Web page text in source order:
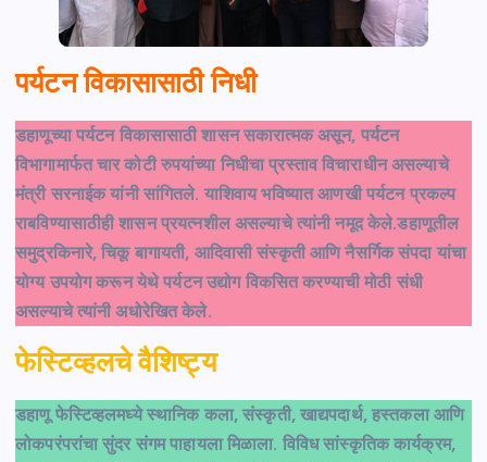
पर्यटन विकासासाठी निधी
डहाणूच्या पर्यटन विकासासाठी शासन सकारात्मक असून, पर्यटन
विभागामार्फत चार कोटी रुपयांच्या निधीचा प्रस्ताव विचाराधीन असल्याचे
मंत्री सरनाईक यांनी सांगितले. याशिवाय भविष्यात आणखी पर्यटन प्रकल्प
राबविण्यासाठीही शासन प्रयत्नशील असल्याचे त्यांनी नमूद केले.डहाणूतील
समुद्रकिनारे, चिकू बागायती, आदिवासी संस्कृती आणि नैसर्गिक संपदा यांचा
योग्य उपयोग करून येथे पर्यटन उद्योग विकसित करण्याची मोठी संधी
असल्याचे त्यांनी अधोरेखित केले.
फेस्टिव्हलचे वैशिष्ट्य
डहाणू फेस्टिव्हलमध्ये स्थानिक कला, संस्कृती, खाद्यपदार्थ, हस्तकला आणि
लोकपरंपरांचा सुंदर संगम पाहायला मिळाला. विविध सांस्कृतिक कार्यक्रम,